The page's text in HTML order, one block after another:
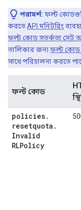
পরামর্শ: ফল্ট
করতেAPI মনিটরিং
ফল্ট কোড সতর্কতা সেট
তালিকার জন্যফল্ট কোড
সাথে পরিচালনা করতে
ফল্ট কোড
policies.
resetquota .
Invalid
RLPolicy